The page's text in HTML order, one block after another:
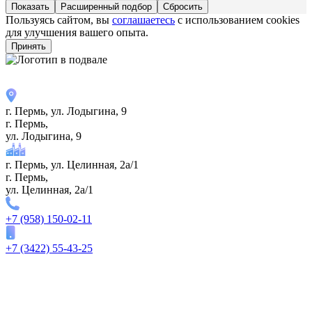
Расширенный подбор
Пользуясь сайтом, вы соглашаетесь с использованием cookies
для улучшения вашего опыта.
Принять
г. Пермь, ул. ​Лодыгина, 9
г. Пермь,
ул. ​Лодыгина, 9
г. Пермь, ул. Целинная, 2а/1
г. Пермь,
ул. Целинная, 2а/1
+7 (958) 150-02-11
+7 (3422) 55-43-25